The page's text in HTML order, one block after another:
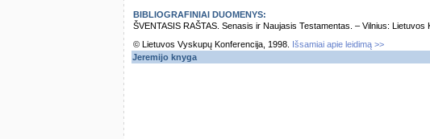
BIBLIOGRAFINIAI DUOMENYS:
ŠVENTASIS RAŠTAS. Senasis ir Naujasis Testamentas. – Vilnius: Lietuvos
© Lietuvos Vyskupų Konferencija, 1998.
Išsamiai apie leidimą >>
Jeremijo knyga